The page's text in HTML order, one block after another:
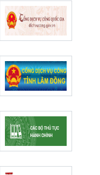
phường phan thiết năm
2026